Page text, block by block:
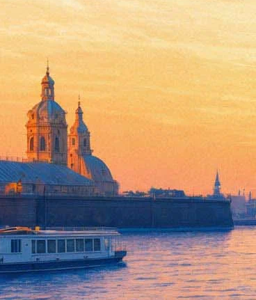
Сегодня в эфире
Бусулис, концерт
24 апреля 2020, Версия для печати
Пятница — последний рывок перед уик-эндом.
странице онлайн-фестиваля «Фонтанки»
В 13.00 продолжим знакомство с экспозицией в
археологические памятники конца IV – VI века. 6+
В 14.00 у нас впервые — авторская передача